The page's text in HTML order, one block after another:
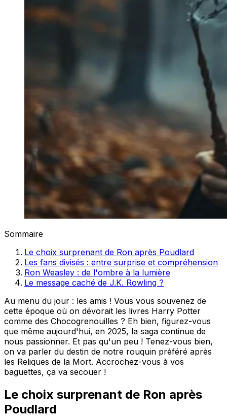
Sommaire
Le choix surprenant de Ron après Poudlard
Les fans divisés : entre surprise et compréhension
Ron Weasley : de l'ombre à la lumière
Le message caché de J.K. Rowling ?
Au menu du jour : les amis ! Vous vous souvenez de
cette époque où on dévorait les livres Harry Potter
comme des Chocogrenouilles ? Eh bien, figurez-vous
que même aujourd'hui, en 2025, la saga continue de
nous passionner. Et pas qu'un peu ! Tenez-vous bien,
on va parler du destin de notre rouquin préféré après
les Reliques de la Mort. Accrochez-vous à vos
baguettes, ça va secouer !
Le choix surprenant de Ron après
Poudlard